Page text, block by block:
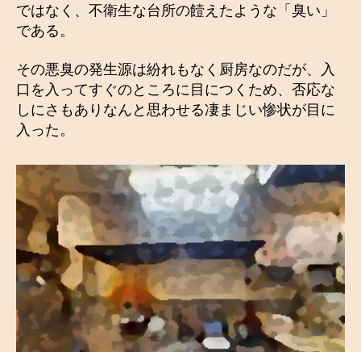
ではなく、不衛生な台所の饐えたような「臭い」
である。
その悪臭の発生源は紛れもなく厨房なのだが、入
口を入ってすぐのところに目につくため、否応な
しにさもありなんと思わせる凄まじい惨状が目に
入った。